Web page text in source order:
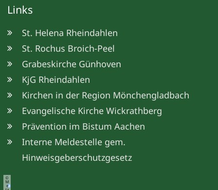
Links
St. Helena Rheindahlen
St. Rochus Broich-Peel
Grabeskirche Günhoven
KjG Rheindahlen
Kirchen in der Region Mönchengladbach
Evangelische Kirche Wickrathberg
Prävention im Bistum Aachen
Interne Meldestelle gem.
Hinweisgeberschutzgesetz
©
M
e